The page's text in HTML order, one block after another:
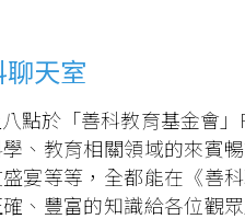
天室
點於「善科教育基金會
、教育相關領域的來賓
宴等等，全都能在《善
、豐富的知識給各位觀